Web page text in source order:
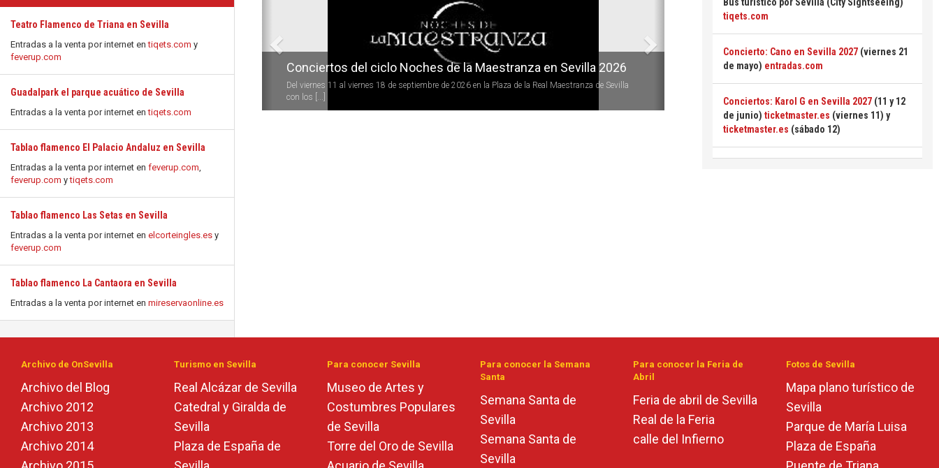
Teatro Flamenco de Triana en Sevilla
Entradas a la venta por internet entiqets.com y
feverup.com
Guadalpark el parque acuático de Sevilla
Entradas a la venta por internet entiqets.com
Tablao flamenco El Palacio Andaluz en Sevilla
Entradas a la venta por internet en feverup.com,
feverup.com ytiqets.com
Tablao flamenco Las Setas en Sevilla
Entradas a la venta por internet en elcorteingles.es y
feverup.com
Tablao flamenco La Cantaora en Sevilla
Entradas a la venta por internet en mireservaonline.es
Conciertos del ciclo Noches de la Maestranza en Sevilla 2026
Del viernes 11 al viernes 18 de septiembre de 2026 en la Plaza de la Real Maestranza de Sevilla
con los [...]
tiqets.com
Concierto: Cano en Sevilla 2027 (viernes 21
de mayo) entradas.com
Conciertos: Karol G en Sevilla 2027 (11 y 12
de junio) ticketmaster.es (viernes 11) y
ticketmaster.es (sábado 12)
Archivo de OnSevilla
Archivo del Blog
Archivo 2012
Archivo 2013
Archivo 2014
Turismo en Sevilla
Real Alcázar de Sevilla
Catedral y Giralda de
Sevilla
Plaza de España de
Para conocer Sevilla
Museo de Artes y
Costumbres Populares
de Sevilla
Torre del Oro de Sevilla
Para conocer la Semana
Santa
Semana Santa de
Sevilla
Semana Santa de
Sevilla
Para conocer la Feria de
Abril
Feria de abril de Sevilla
Real de la Feria
calle del Infierno
Fotos de Sevilla
Mapa plano turístico de
Sevilla
Parque de María Luisa
Plaza de España